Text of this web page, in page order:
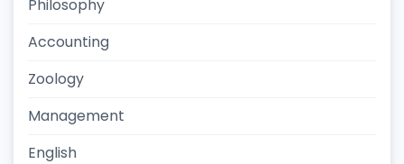
Philosophy
Accounting
Zoology
Management
English